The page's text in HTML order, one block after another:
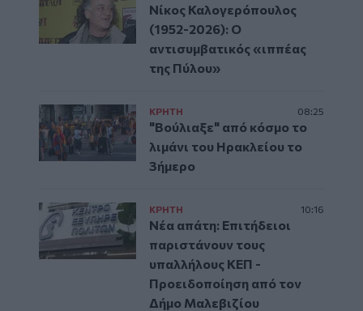
Νίκος Καλογερόπουλος
(1952-2026): O
αντισυμβατικός «ιππέας
της Πύλου»
ΚΡΗΤΗ 08:25
"Βούλιαξε" από κόσμο το
λιμάνι του Ηρακλείου το
3ήμερο
ΚΡΗΤΗ 10:16
Νέα απάτη: Επιτήδειοι
παριστάνουν τους
υπαλλήλους ΚΕΠ -
Προειδοποίηση από τον
Δήμο Μαλεβιζίου